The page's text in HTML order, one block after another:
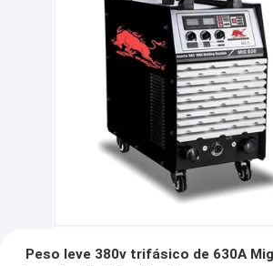
Peso leve 380v trifásico de 630A